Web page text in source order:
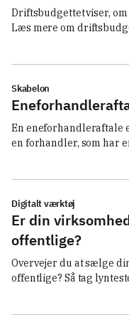
Driftsbudgettet viser,
Skabelon
En eneforhandleraftale
en forhandler, som har
Digitalt værktøj
Er din
offentlige?
Overvejer du at sælge
offentlige? Så tag